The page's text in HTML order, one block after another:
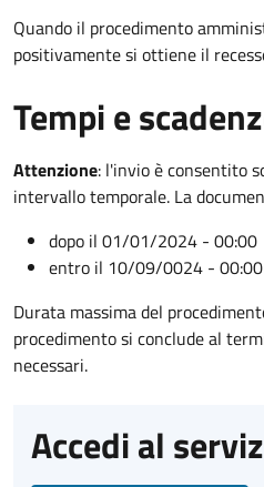
Quando il procedimento
positivamente si ottiene il
Tempi e
Attenzione: l'invio è consentito
intervallo temporale. La
dopo il 01/01/2024 - 00:00
entro il 10/09/0024 - 00:00
Durata massima del
procedimento si conclude al
necessari.
Accedi al